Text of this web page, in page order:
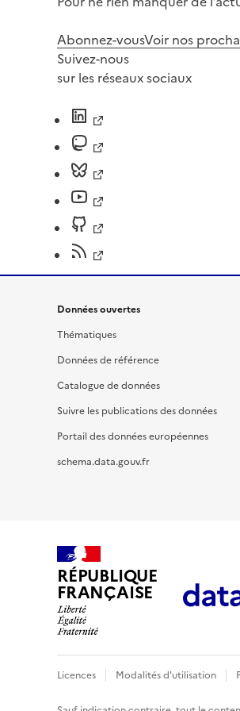
Abonnez-vousVoir nos
Suivez-nous
sur les réseaux sociaux
Données ouvertes
Thématiques
Données de référence
Catalogue de données
Suivre les publications des données
Portail des données européennes
schema.data.gouv.fr
RÉPUBLIQUE
FRANÇAISE
Licences Modalités d'utilisation